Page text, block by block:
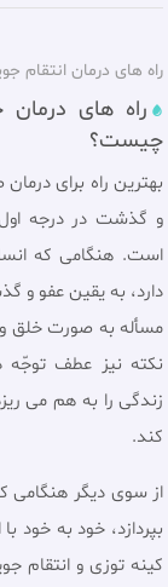
راه های درمان
راه های
چيست؟
بهترين راه براى
و گذشت در درجه
است. هنگامى كه
دارد، به يقين عفو و
مسأله به صورت خلق
نکته نیز عطف توجّه
زندگى را به هم مى
كند.
از سوى ديگر هنگامى
بپردازد، خود به خود
كينه توزى و